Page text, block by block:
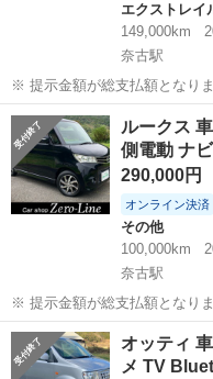
エクストレイ
149,000km
奈古駅
※ 提示金額が総支払額となり
いきなりの購入はキャンセル
ます。 まず支払い能力がない、約束を守れない、調べれば分かること
やくだらない質問、値引...
山口 萩市 奈古駅
ルークス
側電動 ナ
290,000円
オンライン決済
その他
100,000km
奈古駅
※ 提示金額が総支払額となり
いきなりの購入はキャンセル
ます。 まず支払い能力がない、約束を守れない、調べれば分かること
やくだらない質問、値...
山口 萩市
オッティ
メ TV